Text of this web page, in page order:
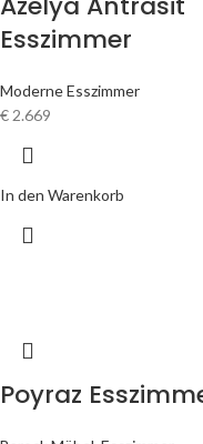
Esszimmer
Moderne Esszimmer
€2.669
In den Warenkorb
Poyraz